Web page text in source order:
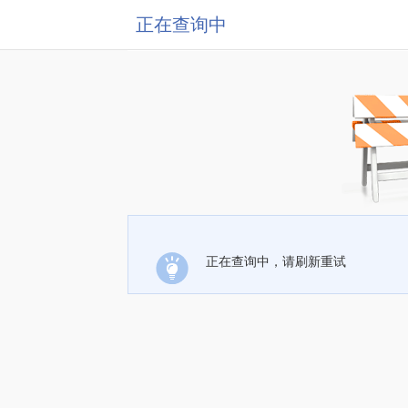
正在查询中
正在查询中，请刷新重试